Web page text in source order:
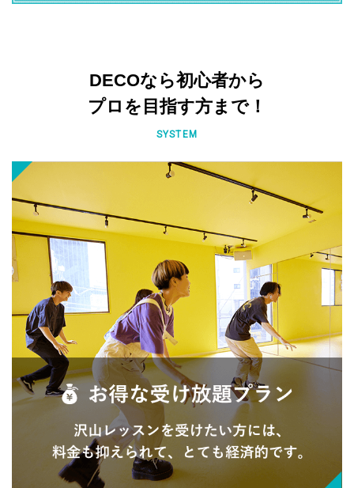
DECOなら初心者から
プロを目指す方まで！
SYSTEM